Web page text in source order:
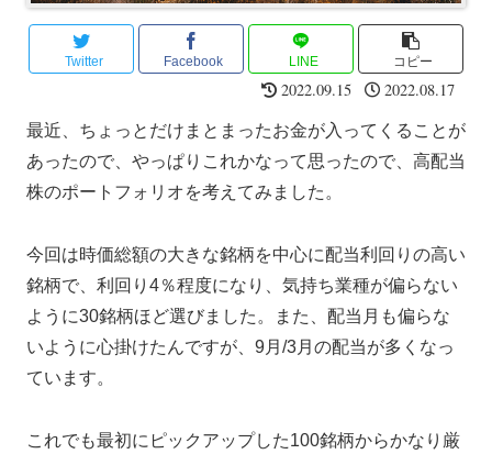
Twitter Facebook LINE コピー
2022.09.15 2022.08.17
最近、ちょっとだけまとまったお金が入ってくることが
あったので、やっぱりこれかなって思ったので、高配当
株のポートフォリオを考えてみました。
今回は時価総額の大きな銘柄を中心に配当利回りの高い
銘柄で、利回り4％程度になり、気持ち業種が偏らない
ように30銘柄ほど選びました。また、配当月も偏らな
いように心掛けたんですが、9月/3月の配当が多くなっ
ています。
これでも最初にピックアップした100銘柄からかなり厳